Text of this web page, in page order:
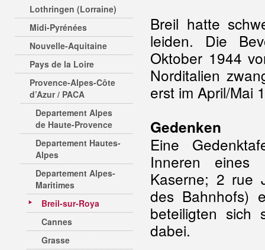
Lothringen (Lorraine)
Midi-Pyrénées
Nouvelle-Aquitaine
Pays de la Loire
Provence-Alpes-Côte
d’Azur / PACA
Departement Alpes
de Haute-Provence
Departement Hautes-
Alpes
Departement Alpes-
Maritimes
Breil-sur-Roya
Cannes
Grasse
Breil hatte
leiden. Die
Oktober 1944
Norditalien
erst im April/Mai
Gedenken
Eine
Inneren eines
Kaserne; 2 rue
des Bahnhofs)
beteiligten sich
dabei.